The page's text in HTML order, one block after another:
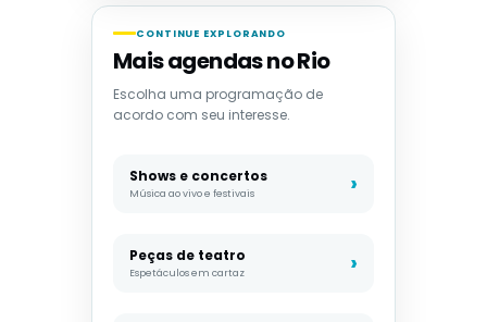
CONTINUE EXPLORANDO
Mais agendas no Rio
Escolha uma programação de
acordo com seu interesse.
Shows e concertos
Música ao vivo e festivais
Peças de teatro
Espetáculos em cartaz